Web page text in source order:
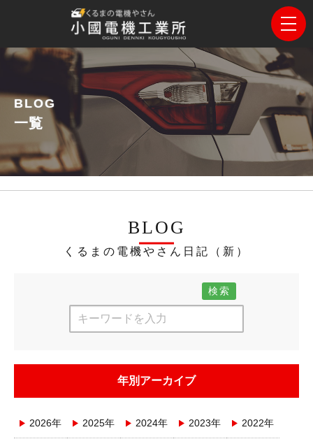
BLOG
一覧
BLOG
くるまの電機やさん日記（新）
検索
年別アーカイブ
2026年 2025年 2024年 2023年 2022年